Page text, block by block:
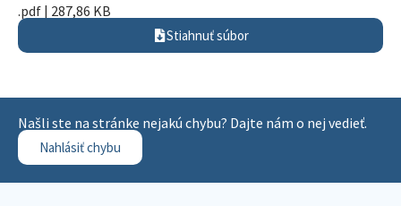
.pdf | 287,86 KB
Stiahnuť súbor
Našli ste na stránke nejakú chybu? Dajte nám o nej vedieť.
Nahlásiť chybu